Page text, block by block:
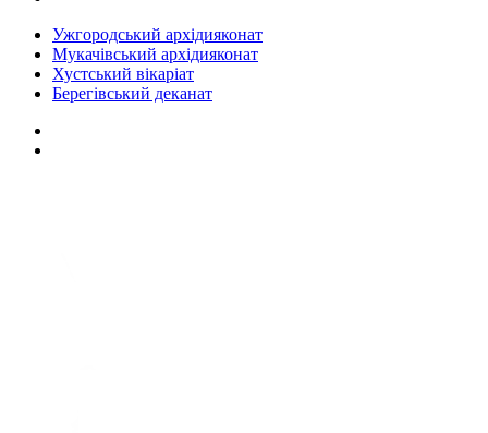
Ужгородський архідияконат
Мукачівський архідияконат
Хустський вікаріат
Берегівський деканат